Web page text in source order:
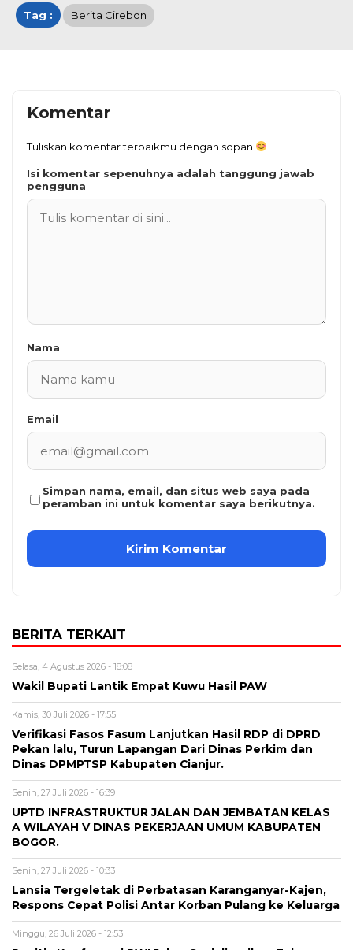
Tag : Berita Cirebon
Komentar
Tuliskan komentar terbaikmu dengan sopan
Isi komentar sepenuhnya adalah tanggung jawab
pengguna
Nama
Email
Simpan nama, email, dan situs web saya pada
peramban ini untuk komentar saya berikutnya.
BERITA TERKAIT
Selasa, 4 Agustus 2026 - 18:08
Wakil Bupati Lantik Empat Kuwu Hasil PAW
Kamis, 30 Juli 2026 - 17:55
Verifikasi Fasos Fasum Lanjutkan Hasil RDP di DPRD
Pekan lalu, Turun Lapangan Dari Dinas Perkim dan
Dinas DPMPTSP Kabupaten Cianjur.
Senin, 27 Juli 2026 - 16:39
UPTD INFRASTRUKTUR JALAN DAN JEMBATAN KELAS
A WILAYAH V DINAS PEKERJAAN UMUM KABUPATEN
BOGOR.
Senin, 27 Juli 2026 - 10:33
Lansia Tergeletak di Perbatasan Karanganyar-Kajen,
Respons Cepat Polisi Antar Korban Pulang ke Keluarga
Minggu, 26 Juli 2026 - 12:53